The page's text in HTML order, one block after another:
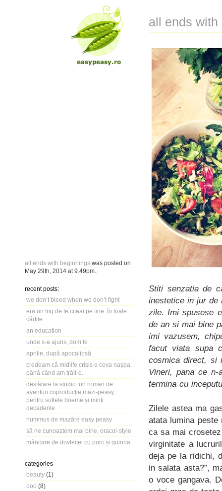
all ends with beginnings was posted on
May 29th, 2014 at 9.49pm
recent posts:
we don’t bleed when we don’t fight
era un frig de te citeai pe tine. în toate
cărțile.
an education
unde s-a ajuns, dom’le
aprilie, după apocalipsă
credeam că midlife crisis e ceva nașpa.
până când am trăit-o.
desfătare la studio: un roman de
aventuri coproducție mazi-peasy,
pentru suflete boeme și minți
decadente
hummus de mazăre easy peasy
să ne cunoaștem mai bine, oracol-style
mâncare de dovlecei cu porc și quinoa
categories
beauty (1)
boo (8)
all ends
Stiti senzatia de
inestetice in jur de
zile. Imi spusese
de an si mai bine
imi vazusem,
facut viata supa
cosmica direct, si
Vineri, pana ce
termina cu
Zilele astea ma
atata lumina
ca sa mai
virginitate a
deja pe la ridichi,
in salata asta?”,
o voce gangava.